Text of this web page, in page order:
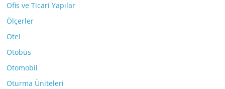
Ofis ve Ticari Yapılar
Ölçerler
Otel
Otobüs
Otomobil
Oturma Üniteleri